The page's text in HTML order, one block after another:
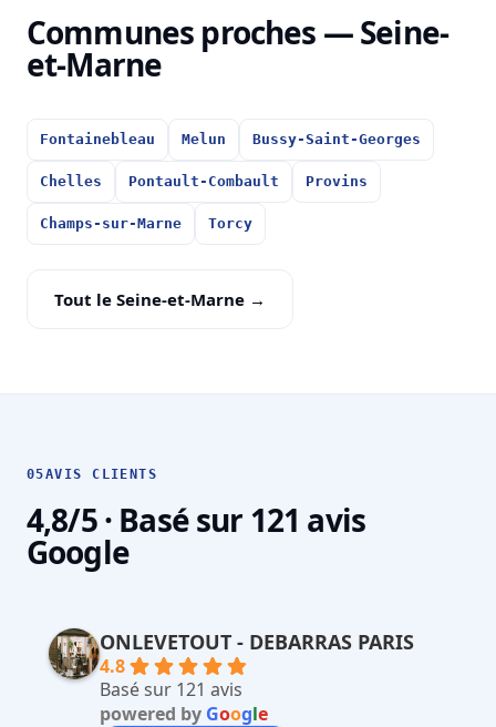
Communes proches — Seine-
et-Marne
Fontainebleau Melun Bussy-Saint-Georges
Chelles Pontault-Combault Provins
Champs-sur-Marne Torcy
Tout le Seine-et-Marne →
05AVIS CLIENTS
4,8/5 · Basé sur 121 avis
Google
ONLEVETOUT - DEBARRAS PARIS
4.8
Basé sur 121 avis
powered by Google